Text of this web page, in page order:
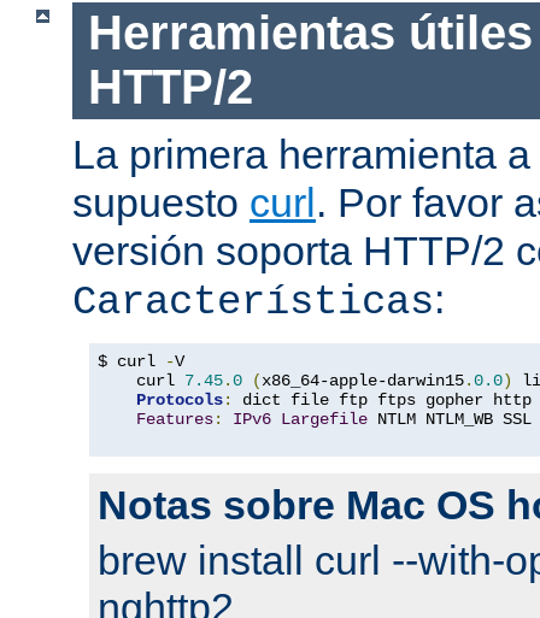
Herramientas
HTTP/2
La primera herramienta
supuesto curl. Por favor
versión soporta HTTP/2
Características:
$ curl -V
    curl
7.45.0 (x86_64-apple-darwin15.0.0)
Protocols:
dict file ftp ftps gopher http
Features: IPv6 Largefile NTLM NTLM_WB
Notas sobre Mac OS
brew install curl --with-
nghttp2